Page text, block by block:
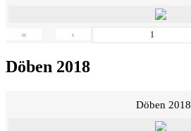
« ‹
Döben 2018
Döben 2018